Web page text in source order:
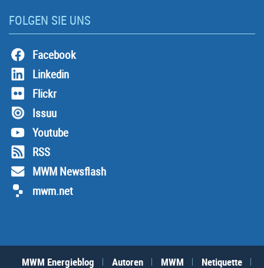
FOLGEN SIE UNS
Facebook
Linkedin
Flickr
Issuu
Youtube
RSS
MWM Newsflash
mwm.net
MWM Energieblog Autoren MWM
Netiquette